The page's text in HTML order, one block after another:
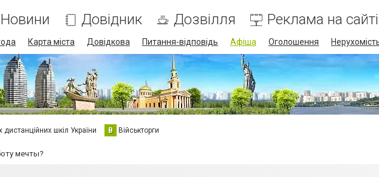
Новини Довідник Дозвілля Реклама на сайті
Карта міста Довідкова Питання-відповідь Афіша Оголошення
шкіл України В Військторги
мечты?